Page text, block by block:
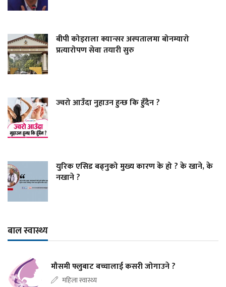
बीपी कोइराला क्यान्सर अस्पतालमा बोनम्यारो
प्रत्यारोपण सेवा तयारी सुरु
ज्वरो आउँदा नुहाउन हुन्छ कि हुँदैन ?
युरिक एसिड बढ्नुको मुख्य कारण के हो ? के खाने, के
नखाने ?
बाल स्वास्थ्य
मौसमी फ्लुबाट बच्चालाई कसरी जोगाउने ?
महिला स्वास्थ्य